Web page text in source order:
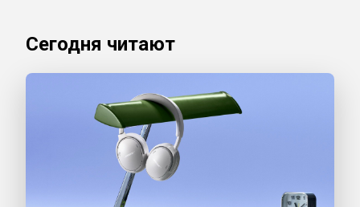
Сегодня читают